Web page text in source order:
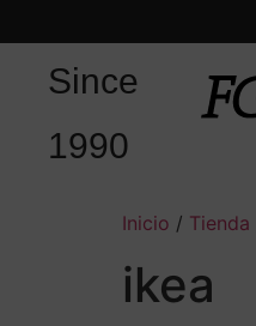
Since
1990
Inicio / Tienda
ikea